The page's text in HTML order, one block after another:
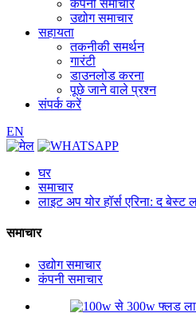
कंपनी समाचार
उद्योग समाचार
सहायता
तकनीकी समर्थन
गारंटी
डाउनलोड करना
पूछे जाने वाले प्रश्न
संपर्क करें
EN
घर
समाचार
लाइट अप योर हॉर्स एरिना: द बेस्ट
समाचार
उद्योग समाचार
कंपनी समाचार